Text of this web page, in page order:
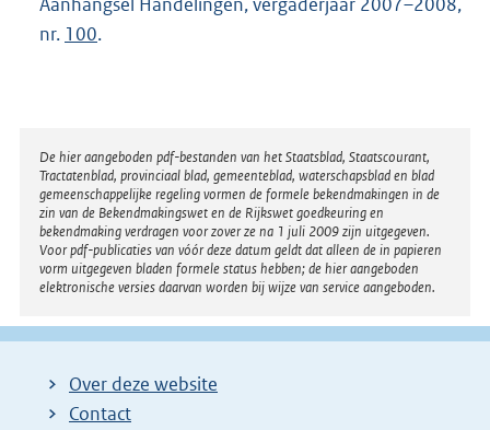
nr. 100.
Disclaimer
De hier aangeboden pdf-bestanden van het Staatsblad, Staatscourant,
Tractatenblad, provinciaal blad, gemeenteblad, waterschapsblad en blad
gemeenschappelijke regeling vormen de formele bekendmakingen in de
zin van de Bekendmakingswet en de Rijkswet goedkeuring en
bekendmaking verdragen voor zover ze na 1 juli 2009 zijn uitgegeven.
Voor pdf-publicaties van vóór deze datum geldt dat alleen de in papieren
vorm uitgegeven bladen formele status hebben; de hier aangeboden
elektronische versies daarvan worden bij wijze van service aangeboden.
Over deze website
Contact